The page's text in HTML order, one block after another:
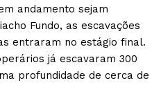
andamento sejam
Fundo, as escavações
entraram no estágio final.
já escavaram 300
profundidade de cerca de